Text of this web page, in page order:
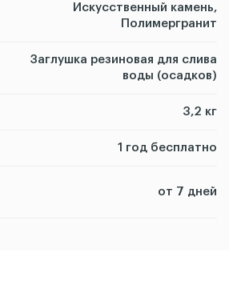
Искусственный камень,
Полимергранит
Заглушка резиновая для слива
воды (осадков)
3,2 кг
1 год бесплатно
от 7 дней